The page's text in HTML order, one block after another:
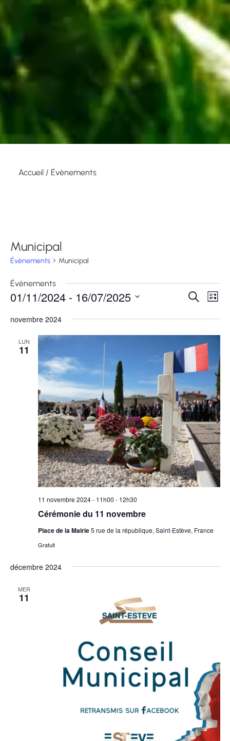
Accueil / Évènements
Municipal
Évènements Municipal
Évènements
Recherche
et
vues
Recherche
de
Liste
01/11/2024 - 16/07/2025
une
novembre 2024
LUN
11
Cérémonie du 11 novembre
11 novembre 2024 - 11h00 - 12h30
Place de la Mairie5 rue de la république, Saint-Estève, France
Gratuit
décembre 2024
MER
11